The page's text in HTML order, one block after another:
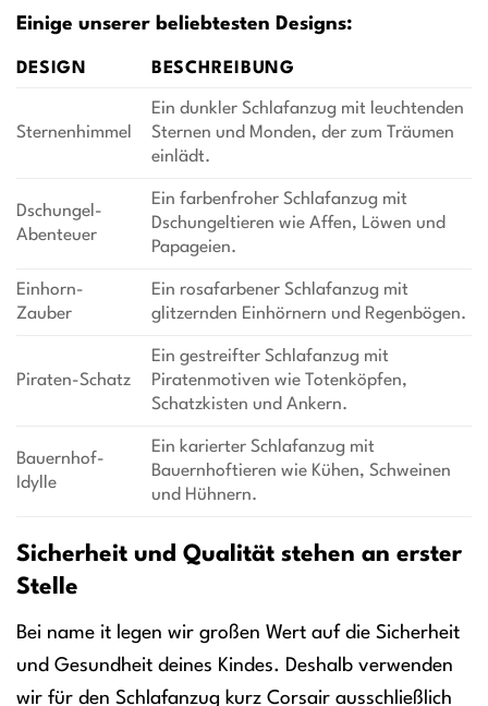
Einige unserer beliebtesten Designs:
DESIGN BESCHREIBUNG
Sternenhimmel
Ein dunkler Schlafanzug mit leuchtenden
Sternen und Monden, der zum Träumen
einlädt.
Dschungel-
Abenteuer
Ein farbenfroher Schlafanzug mit
Dschungeltieren wie Affen, Löwen und
Papageien.
Einhorn-
Zauber
Ein rosafarbener Schlafanzug mit
glitzernden Einhörnern und Regenbögen.
Piraten-Schatz
Ein gestreifter Schlafanzug mit
Piratenmotiven wie Totenköpfen,
Schatzkisten und Ankern.
Bauernhof-
Idylle
Ein karierter Schlafanzug mit
Bauernhoftieren wie Kühen, Schweinen
und Hühnern.
Sicherheit und Qualität stehen an erster
Stelle
Bei name it legen wir großen Wert auf die Sicherheit
und Gesundheit deines Kindes. Deshalb verwenden
wir für den Schlafanzug kurz Corsair ausschließlich